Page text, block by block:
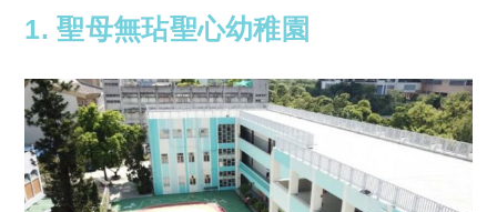
1. 聖母無玷聖心幼稚園